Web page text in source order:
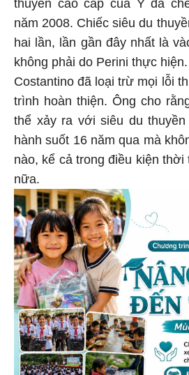
năm 2008. Chiếc siêu du
hai lần, lần gần đây nhất là
không phải do Perini thực hiện.
Costantino đã loại trừ mọi lỗi
trình hoàn thiện. Ông cho
thể xảy ra với siêu du
hành suốt 16 năm qua mà
nào, kể cả trong điều kiện
nữa.